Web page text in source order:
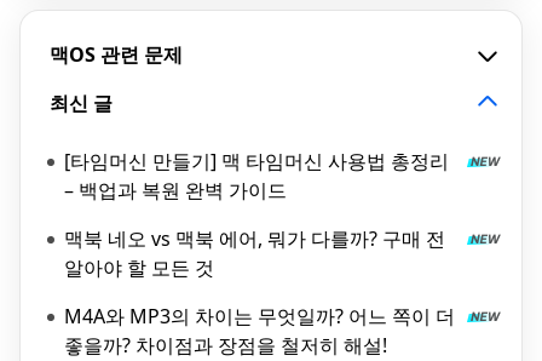
맥OS 관련 문제
최신 글
[타임머신 만들기] 맥 타임머신 사용법 총정리
– 백업과 복원 완벽 가이드
맥북 네오 vs 맥북 에어, 뭐가 다를까? 구매 전
알아야 할 모든 것
M4A와 MP3의 차이는 무엇일까? 어느 쪽이 더
좋을까? 차이점과 장점을 철저히 해설!